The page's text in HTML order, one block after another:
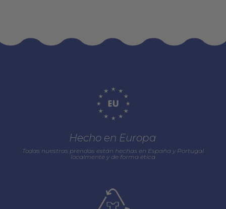
Hecho en Europa
Todas nuestras prendas están hechas en España y Portugal
localmente y de forma ética